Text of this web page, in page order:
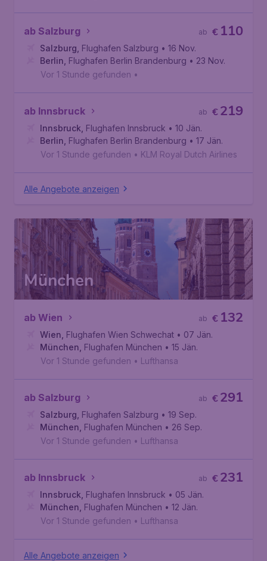
ab Salzburg € 110
ab
Salzburg Flughafen Salzburg • 16 Nov.
Berlin Flughafen Berlin Brandenburg • 23 Nov.
Vor 1 Stunde gefunden •
ab Innsbruck €219
ab
Innsbruck Flughafen Innsbruck • 10 Jän.
Berlin Flughafen Berlin Brandenburg • 17 Jän.
Vor 1 Stunde gefunden • KLM Royal Dutch Airlines
Alle Angebote anzeigen
München
ab Wien € 132
ab
Wien Flughafen Wien Schwechat • 07 Jän.
München Flughafen München • 15 Jän.
Vor 1 Stunde gefunden • Lufthansa
ab Salzburg €291
ab
Salzburg Flughafen Salzburg • 19 Sep.
München Flughafen München • 26 Sep.
Vor 1 Stunde gefunden • Lufthansa
ab Innsbruck €231
ab
Innsbruck Flughafen Innsbruck • 05 Jän.
München Flughafen München • 12 Jän.
Vor 1 Stunde gefunden • Lufthansa
Alle Angebote anzeigen